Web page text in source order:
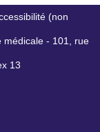
(non
médicale - 101, rue
13